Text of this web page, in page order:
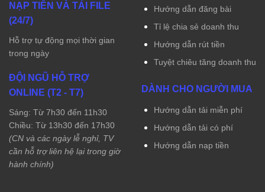
NẠP TIỀN VÀ TẢI FILE
(24/7)
Hỗ trợ tự động mọi thời gian
trong ngày
ĐỘI NGŨ HỖ TRỢ
ONLINE (T2 - T7)
Sáng: Từ 7h30 đến 11h30
Chiều: Từ 13h30 đến 17h30
(CN và các ngày lễ nghỉ, TV
cần hỗ trợ liên hệ lại trong giờ
hành chính)
Hướng dẫn đăng bài
Tỉ lệ chia sẻ doanh thu
Hướng dẫn rút tiền
Tuyệt chiêu tăng doanh thu
DÀNH CHO NGƯỜI MUA
Hướng dẫn tải miễn phí
Hướng dẫn tải có phí
Hướng dẫn nạp tiền